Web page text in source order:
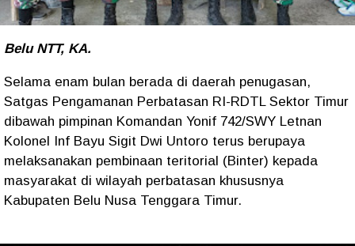
Belu NTT, KA.
Selama enam bulan berada di daerah penugasan,
Satgas Pengamanan Perbatasan RI-RDTL Sektor Timur
dibawah pimpinan Komandan Yonif 742/SWY Letnan
Kolonel Inf Bayu Sigit Dwi Untoro terus berupaya
melaksanakan pembinaan teritorial (Binter) kepada
masyarakat di wilayah perbatasan khususnya
Kabupaten Belu Nusa Tenggara Timur.